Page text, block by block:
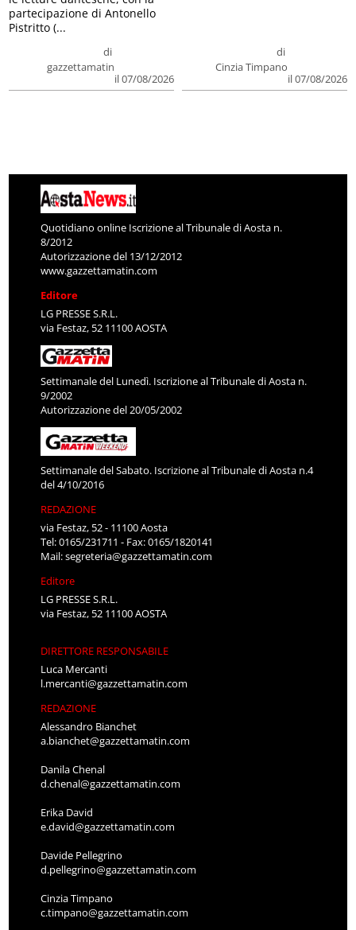
di
gazzettamatin
il 07/08/2026
partecipazione di Antonello
Pistritto (...
di
Cinzia Timpano
il 07/08/2026
Quotidiano online Iscrizione al Tribunale di Aosta n.
8/2012
Autorizzazione del 13/12/2012
www.gazzettamatin.com
Editore
LG PRESSE S.R.L.
via Festaz, 52 11100 AOSTA
Settimanale del Lunedì. Iscrizione al Tribunale di Aosta n.
9/2002
Autorizzazione del 20/05/2002
Settimanale del Sabato. Iscrizione al Tribunale di Aosta n.4
del 4/10/2016
REDAZIONE
via Festaz, 52 - 11100 Aosta
Tel: 0165/231711 - Fax: 0165/1820141
Mail:segreteria@gazzettamatin.com
Editore
LG PRESSE S.R.L.
via Festaz, 52 11100 AOSTA
DIRETTORE RESPONSABILE
Luca Mercanti
l.mercanti@gazzettamatin.com
REDAZIONE
Alessandro Bianchet
a.bianchet@gazzettamatin.com
Danila Chenal
d.chenal@gazzettamatin.com
Erika David
e.david@gazzettamatin.com
Davide Pellegrino
d.pellegrino@gazzettamatin.com
Cinzia Timpano
c.timpano@gazzettamatin.com